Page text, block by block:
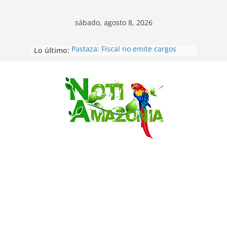
Saltar
sábado, agosto 8, 2026
Lo último: Pastaza: Fiscal no emite cargos
con una menor de10 años en
frontera sur
Napo: presunto sicariato en cantón
Archidona
Ecuador: dos jóvenes de 22 años
desaparecidos fueron encontrados
muertos en Puerto lopez